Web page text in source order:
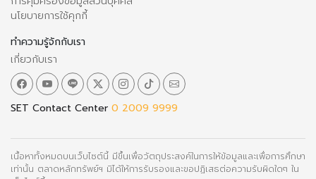
นโยบายการใช้คุกกี้
ทำความรู้จักกับเรา
เกี่ยวกับเรา
SET Contact Center 0 2009 9999
เนื้อหาทั้งหมดบนเว็บไซต์นี้ มีขึ้นเพื่อวัตถุประสงค์ในการให้ข้อมูลและเพื่อการศึกษา
เท่านั้น ตลาดหลักทรัพย์ฯ มิได้ให้การรับรองและขอปฏิเสธต่อความรับผิดใดๆ ใน